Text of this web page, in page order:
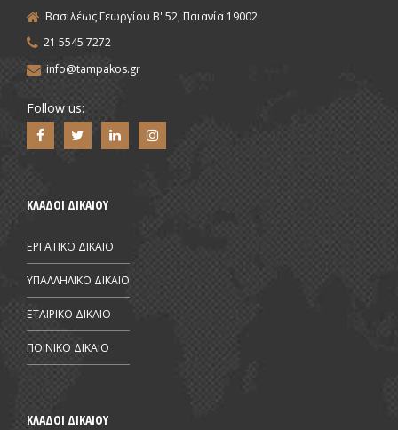
Βασιλέως Γεωργίου Β' 52, Παιανία 19002
21 5545 7272
info@tampakos.gr
Follow us:
ΚΛΑΔΟΙ ΔΙΚΑΙΟΥ
ΕΡΓΑΤΙΚΟ ΔΙΚΑΙΟ
ΥΠΑΛΛΗΛΙΚΟ ΔΙΚΑΙΟ
ΕΤΑΙΡΙΚΟ ΔΙΚΑΙΟ
ΠΟΙΝΙΚΟ ΔΙΚΑΙΟ
ΚΛΑΔΟΙ ΔΙΚΑΙΟΥ